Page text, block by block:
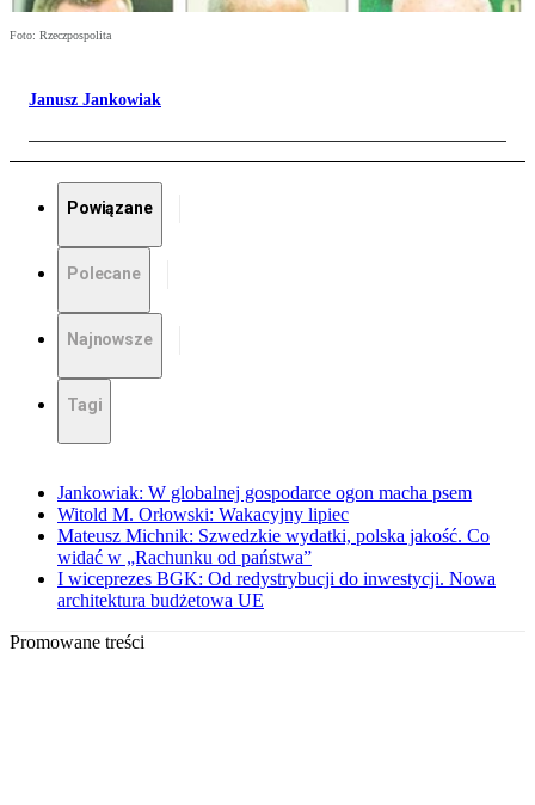
Foto: Rzeczpospolita
Janusz Jankowiak
Powiązane
Polecane
Najnowsze
Tagi
Jankowiak: W globalnej gospodarce ogon macha psem
Witold M. Orłowski: Wakacyjny lipiec
Mateusz Michnik: Szwedzkie wydatki, polska jakość. Co
widać w „Rachunku od państwa”
I wiceprezes BGK: Od redystrybucji do inwestycji. Nowa
architektura budżetowa UE
Promowane treści